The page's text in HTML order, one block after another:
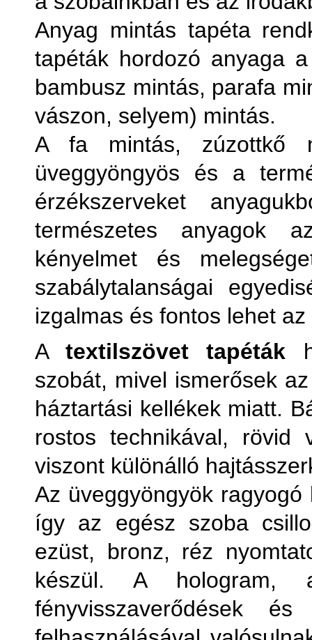
Anyag mintás tapéta
tapéták hordozó anyaga
bambusz mintás, parafa
vászon, selyem) mintás.
A fa mintás, zúzottkő
üveggyöngyös és a
érzékszerveket
természetes anyagok
kényelmet és
szabálytalanságai
izgalmas és fontos lehet
Atextilszövet tapéták
szobát, mivel ismerősek
háztartási kellékek miatt.
rostos technikával, rövid
viszont különálló
Az üveggyöngyök
így az egész szoba
ezüst, bronz, réz
készül. A hologram,
fényvisszaverődések